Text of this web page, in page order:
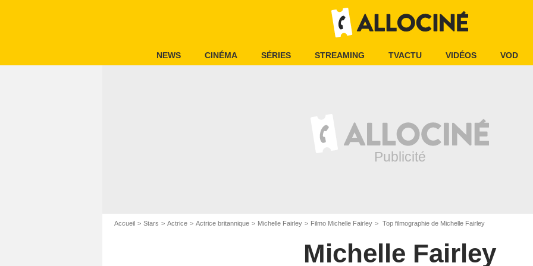
NEWS CINÉMA SÉRIES STREAMING TVACTU VIDÉOS VOD
Accueil Stars Actrice Actrice britannique Michelle Fairley Filmo Michelle Fairley Top filmographie de Michelle Fairley
Michelle Fairley